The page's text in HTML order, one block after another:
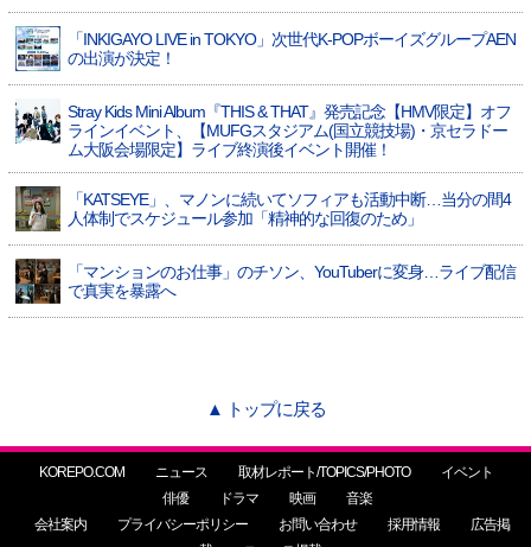
「INKIGAYO LIVE in TOKYO」次世代K-POPボーイズグループAEN
の出演が決定！
Stray Kids Mini Album『THIS & THAT』発売記念【HMV限定】オフ
ラインイベント、【MUFGスタジアム(国立競技場)・京セラドー
ム大阪会場限定】ライブ終演後イベント開催！
「KATSEYE」、マノンに続いてソフィアも活動中断…当分の間4
人体制でスケジュール参加「精神的な回復のため」
「マンションのお仕事」のチソン、YouTuberに変身…ライブ配信
で真実を暴露へ
▲ トップに戻る
KOREPO.COM ニュース 取材レポート/TOPICS/PHOTO
イベント
俳優
ドラマ 映画
音楽
会社案内
プライバシーポリシー お問い合わせ 採用情報
広告掲